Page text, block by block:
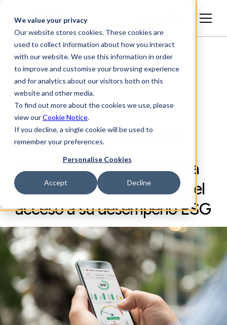
We value your privacy
Our website stores cookies. These cookies are
used to collect information about how you interact
with our website. We use this information in order
to improve and customise your browsing experience
and for analytics about our visitors both on this
website and other media.
To find out more about the cookies we use, please
view ourCookie Notice.
If you decline, a single cookie will be used to
remember your preferences.
Personalise Cookies
Accept Decline
INFORMACIÓN SECTORIAL, NOTAS DE PRENSA
Achilles lanza una App para
facilitar a sus proveedores el
acceso a su desempeño ESG